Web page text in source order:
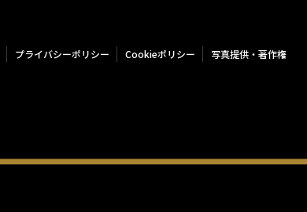
プライバシーポリシー Cookieポリシー 写真提供・著作権